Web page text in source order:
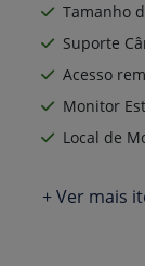
Tamanho
Suporte
Acesso
Monitor
Local de
+ Ver mais